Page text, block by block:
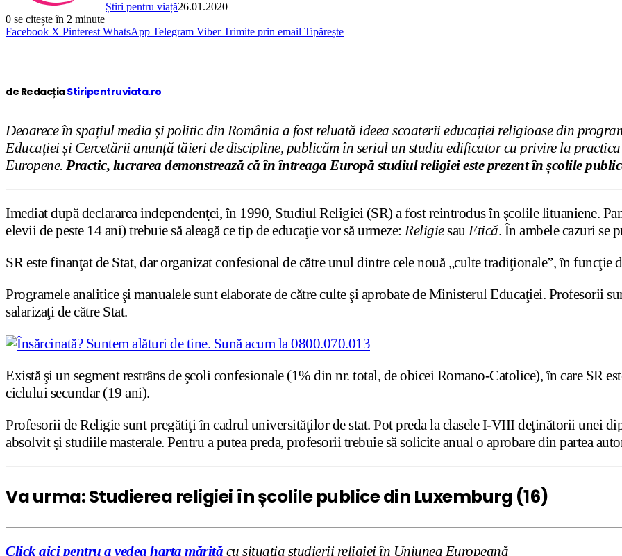
Știri pentru viață26.01.2020
0 se citește în 2 minute
Facebook X Pinterest WhatsApp Telegram Viber Trimite prin email Tipărește
de RedacțiaStiripentruviata.ro
Deoarece în spațiul media și politic din România a fost reluată ideea scoaterii educației religioase din
Educației și Cercetării anunță tăieri de discipline, publicăm în serial un studiu edificator cu privire la
Europene. Practic, lucrarea demonstrează că în întreaga Europă studiul religiei este prezent în școlile
Imediat după declararea independenţei, în 1990, Studiul Religiei (SR) a fost reintrodus în şcolile lituaniene.
elevii de peste 14 ani) trebuie să aleagă ce tip de educaţie vor să urmeze: Religiesau Etică. În ambele cazuri se
SR este finanţat de Stat, dar organizat confesional de către unul dintre cele nouă „culte tradiţionale”, în funcţie
Programele analitice şi manualele sunt elaborate de către culte şi aprobate de Ministerul Educaţiei. Profesorii
salarizaţi de către Stat.
Există şi un segment restrâns de şcoli confesionale (1% din nr. total, de obicei Romano-Catolice), în care SR
ciclului secundar (19 ani).
Profesorii de Religie sunt pregătiţi în cadrul universităţilor de stat. Pot preda la clasele I-VIII deţinătorii unei
absolvit şi studiile masterale. Pentru a putea preda, profesorii trebuie să solicite anual o aprobare din partea
Va urma: Studierea religiei în școlile publice din Luxemburg (16)
Click aici pentru a vedea harta mărită cu situația studierii religiei în Uniunea Europeană